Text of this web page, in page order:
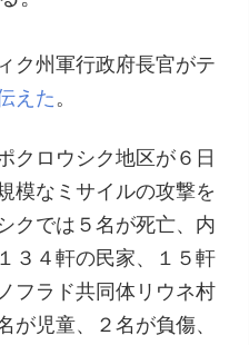
ク州軍行政府長官がテ
えた 。
クロウシク地区が６日
模なミサイルの攻撃を
クでは５名が死亡、内
３４軒の民家、１５軒
フラド共同体リウネ村
が児童、２名が負傷、